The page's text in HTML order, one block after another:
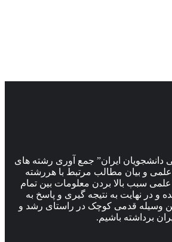
ایران” جمع آوری رشته های
و بیان مطالب مرتبط با هررشته
سبب بالا بردن معلومات بین تمام
و در نهایت به نتیجه گیری و پاسخ به
وسیله قدمی کوچک در راستای رشد و
برداشته باشیم.